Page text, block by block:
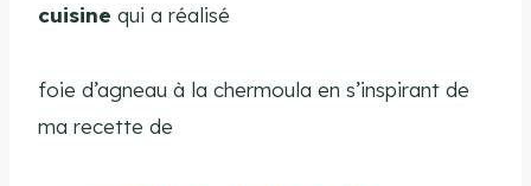
cuisine qui a réalisé
foie d’agneau à la chermoula en s’inspirant de
ma recette de